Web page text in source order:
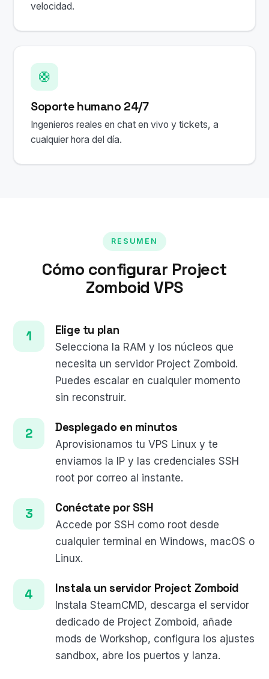
velocidad.
🛟
Soporte humano 24/7
Ingenieros reales en chat en vivo y tickets, a
cualquier hora del día.
RESUMEN
Cómo configurar Project
Zomboid VPS
Elige tu plan
Selecciona la RAM y los núcleos que
necesita un servidor Project Zomboid.
Puedes escalar en cualquier momento
sin reconstruir.
Desplegado en minutos
Aprovisionamos tu VPS Linux y te
enviamos la IP y las credenciales SSH
root por correo al instante.
Conéctate por SSH
Accede por SSH como root desde
cualquier terminal en Windows, macOS o
Linux.
Instala un servidor Project Zomboid
Instala SteamCMD, descarga el servidor
dedicado de Project Zomboid, añade
mods de Workshop, configura los ajustes
sandbox, abre los puertos y lanza.